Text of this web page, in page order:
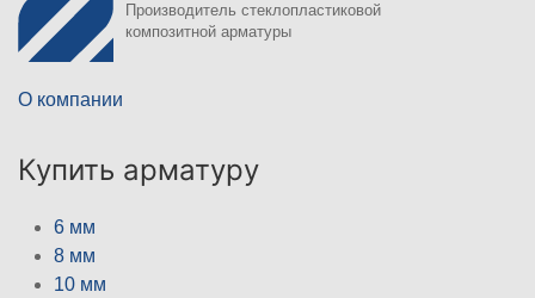
Производитель стеклопластиковой
композитной арматуры
О компании
Купить арматуру
6 мм
8 мм
10 мм